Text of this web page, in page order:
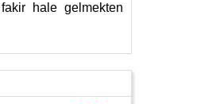
hale gelmekten